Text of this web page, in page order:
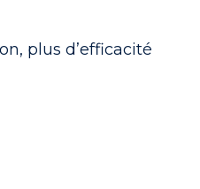
plus d’efficacité